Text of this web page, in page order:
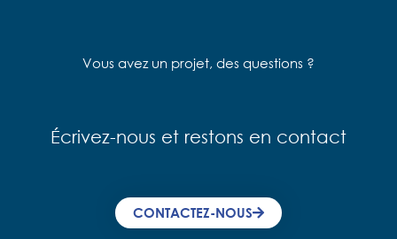
Vous avez un projet, des questions ?
Écrivez-nous et restons en contact
CONTACTEZ-NOUS